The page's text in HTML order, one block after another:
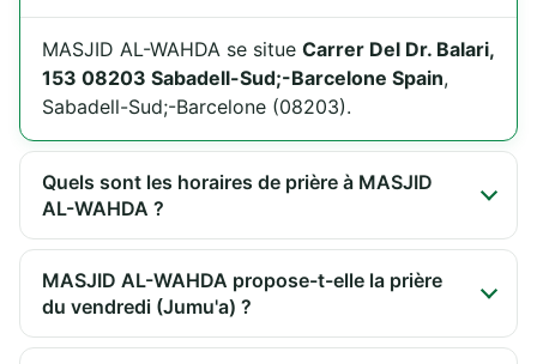
MASJID AL-WAHDA se situe Carrer Del Dr. Balari,
153 08203 Sabadell-Sud;-Barcelone Spain,
Sabadell-Sud;-Barcelone (08203).
Quels sont les horaires de prière à MASJID
AL-WAHDA ?
MASJID AL-WAHDA propose-t-elle la prière
du vendredi (Jumu'a) ?